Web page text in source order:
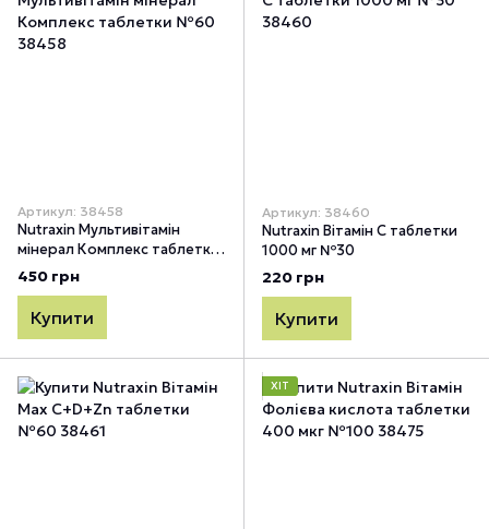
Артикул: 38458
Nutraxin Мультивітамін
мінерал Комплекс таблетки
№60
450 грн
Купити
Артикул: 38460
Nutraxin Вітамін С таблетки
1000 мг №30
220 грн
Купити
ХІТ